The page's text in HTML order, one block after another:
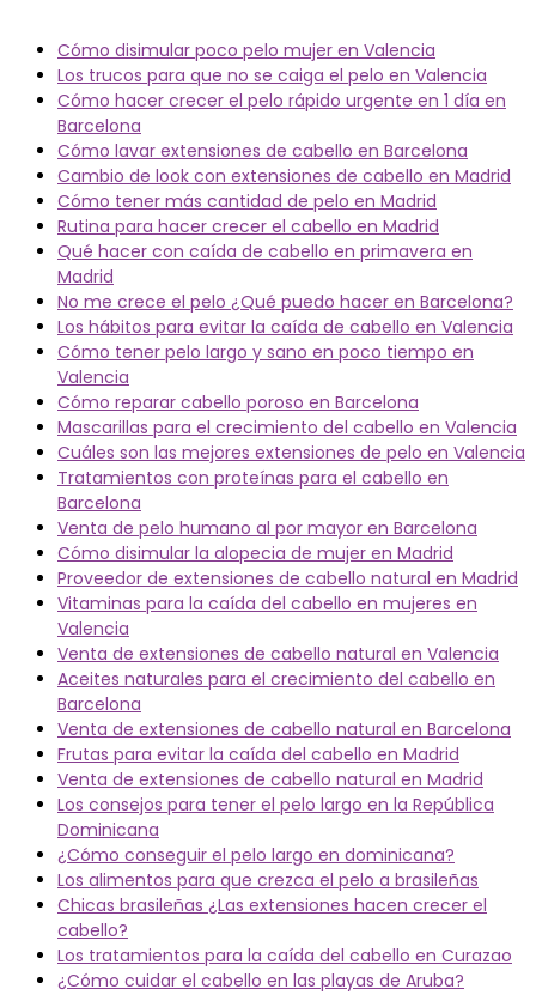
Cómo disimular poco pelo mujer en Valencia
Los trucos para que no se caiga el pelo en Valencia
Cómo hacer crecer el pelo rápido urgente en 1 día en
Barcelona
Cómo lavar extensiones de cabello en Barcelona
Cambio de look con extensiones de cabello en Madrid
Cómo tener más cantidad de pelo en Madrid
Rutina para hacer crecer el cabello en Madrid
Qué hacer con caída de cabello en primavera en
Madrid
No me crece el pelo ¿Qué puedo hacer en Barcelona?
Los hábitos para evitar la caída de cabello en Valencia
Cómo tener pelo largo y sano en poco tiempo en
Valencia
Cómo reparar cabello poroso en Barcelona
Mascarillas para el crecimiento del cabello en Valencia
Cuáles son las mejores extensiones de pelo en Valencia
Tratamientos con proteínas para el cabello en
Barcelona
Venta de pelo humano al por mayor en Barcelona
Cómo disimular la alopecia de mujer en Madrid
Proveedor de extensiones de cabello natural en Madrid
Vitaminas para la caída del cabello en mujeres en
Valencia
Venta de extensiones de cabello natural en Valencia
Aceites naturales para el crecimiento del cabello en
Barcelona
Venta de extensiones de cabello natural en Barcelona
Frutas para evitar la caída del cabello en Madrid
Venta de extensiones de cabello natural en Madrid
Los consejos para tener el pelo largo en la República
Dominicana
¿Cómo conseguir el pelo largo en dominicana?
Los alimentos para que crezca el pelo a brasileñas
Chicas brasileñas ¿Las extensiones hacen crecer el
cabello?
Los tratamientos para la caída del cabello en Curazao
¿Cómo cuidar el cabello en las playas de Aruba?